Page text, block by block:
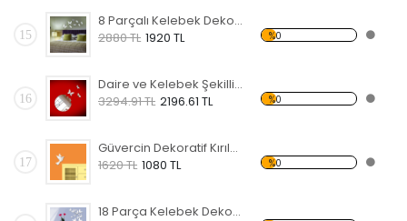
15
8 Parçalı Kelebek Dekoratif Kırılmaz Ayna
2880 TL 1920 TL %0
16
Daire ve Kelebek Şekilli Dekoratif Kırılmaz Ayna
3294.91 TL 2196.61 TL %0
17
Güvercin Dekoratif Kırılmaz Ayna
1620 TL 1080 TL %0
18 Parça Kelebek Dekoratif Kırılmaz Ayna